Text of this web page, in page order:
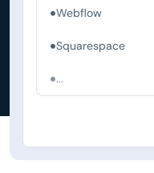
Webflow
Squarespace
...